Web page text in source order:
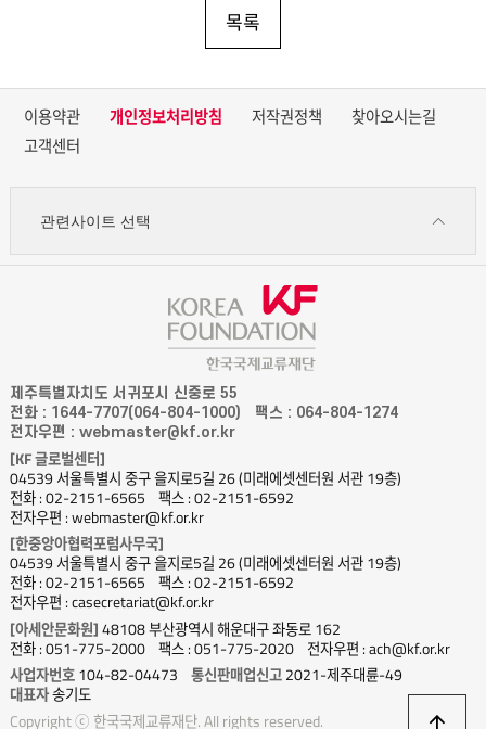
목록
이용약관 개인정보처리방침 저작권정책
찾아오시는길
고객센터
관련사이트 선택
제주특별자치도 서귀포시 신중로 55
전화 : 1644-7707(064-804-1000)
팩스 : 064-804-1274
전자우편 : webmaster@kf.or.kr
[KF 글로벌센터]
04539 서울특별시 중구 을지로5길 26 (미래에셋센터원 서관 19층)
전화 : 02-2151-6565
팩스 : 02-2151-6592
전자우편 : webmaster@kf.or.kr
[한중앙아협력포럼사무국]
04539 서울특별시 중구 을지로5길 26 (미래에셋센터원 서관 19층)
전화 : 02-2151-6565
팩스 : 02-2151-6592
전자우편 : casecretariat@kf.or.kr
[아세안문화원] 48108 부산광역시 해운대구 좌동로 162
전화 : 051-775-2000
팩스 : 051-775-2020
전자우편 : ach@kf.or.kr
사업자번호104-82-04473 통신판매업신고2021-제주대륜-49
대표자송기도
Copyright ⓒ 한국국제교류재단. All rights reserved.